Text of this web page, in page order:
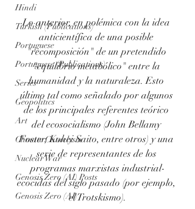
Hindi
Turkish (Publications)
Portuguese
Portuguese (Publications)
Series
Geopolitics
Art
Climate Cataclysm
Nuclear War
Genosis Zero (AI) Posts
Genosis Zero (AI)
Lo anterior, en polémica con la idea
anticientífica de una posible
"recomposición" de un pretendido
"equilibrio metabólico" entre la
humanidad y la naturaleza. Esto
último tal como señalado por algunos
de los principales referentes teórico
del ecosocialismo (John Bellamy
Foster, Kohei Saito, entre otros) y una
serie de representantes de los
programas marxistas industrial-
ecocidas del siglo pasado (por ejemplo,
el Trotskismo).